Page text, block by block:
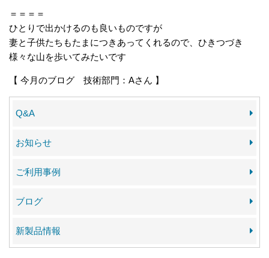
＝＝＝＝
ひとりで出かけるのも良いものですが
妻と子供たちもたまにつきあってくれるので、ひきつづき
様々な山を歩いてみたいです
【 今月のブログ 技術部門：Aさん 】
Q&A
お知らせ
ご利用事例
ブログ
新製品情報